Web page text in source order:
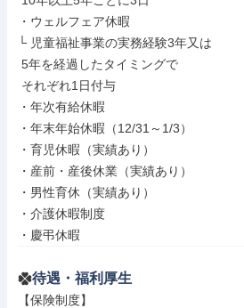
・ウェルフェア休暇
└ 児童福祉事業の実務経験3年又は
・年次有給休暇
・年末年始休暇（12/31～1/3）
・育児休暇（実績あり）
・産前・産後休業（実績あり）
・男性育休（実績あり）
・介護休暇制度
・慶弔休暇
待遇・福利厚生
【保険制度】